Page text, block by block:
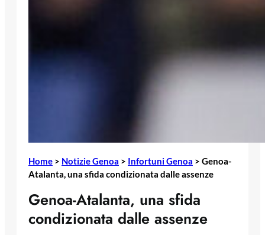
Home > Notizie Genoa > Infortuni Genoa > Genoa-
Atalanta, una sfida condizionata dalle assenze
Genoa-Atalanta, una sfida
condizionata dalle assenze